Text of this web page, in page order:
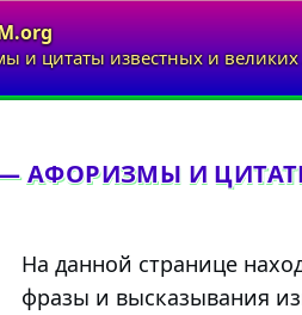
и цитаты известных и
АФОРИЗМЫ И
На данной странице
фразы и высказывания